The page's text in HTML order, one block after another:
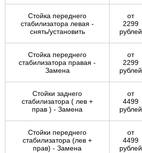
Стойка переднего
стабилизатора левая -
снять/установить
от
2299
рублей
Стойка переднего
стабилизатора правая -
Замена
от
2299
рублей
Стойки заднего
стабилизатора ( лев +
прав ) - Замена
от
4499
рублей
Стойки переднего
стабилизатора (лев +
прав) - Замена
от
4499
рублей